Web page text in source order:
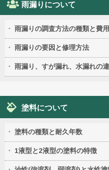
雨漏りについて
雨漏りの調査方法の種類と費用
雨漏りの要因と修理方法
雨漏り、すが漏れ、水漏れの
塗料について
塗料の種類と耐久年数
1液型と2液型の塗料の特徴